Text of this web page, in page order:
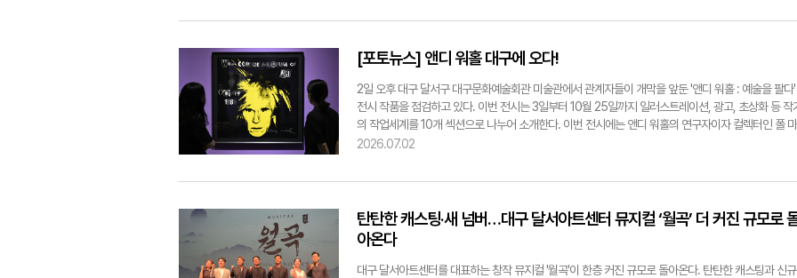
hmkim@yeongnam.com
[포토뉴스] 앤디 워홀 대구에 오다!
2일 오후 대구 달서구 대구문화예술회관 미술관에서 관계자들이 개막을 앞둔 '앤디 워홀 : 예술을 팔다'
전시 작품을 점검하고 있다. 이번 전시는 3일부터 10월 25일까지 일러스트레이션, 광고, 초상화 등 작
의 작업세계를 10개 섹션으로 나누어 소개한다. 이번 전시에는 앤디 워홀의 연구자이자 컬렉터인 폴 마
레샬(Paul Maréchal)이 수집한 300여 점이 공개된다. 이윤호기자 yoonhohi@yeongnam.com
2026.07.02
탄탄한 캐스팅·새 넘버…대구 달서아트센터 뮤지컬 ‘월곡’ 더 커진 규모로
아온다
대구 달서아트센터를 대표하는 창작 뮤지컬 '월곡'이 한층 커진 규모로 돌아온다. 탄탄한 캐스팅과 신규